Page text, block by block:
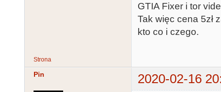
GTIA Fixer i tor
Tak więc cena 5zł
kto co i czego.
Strona
Pin 2020-02-16